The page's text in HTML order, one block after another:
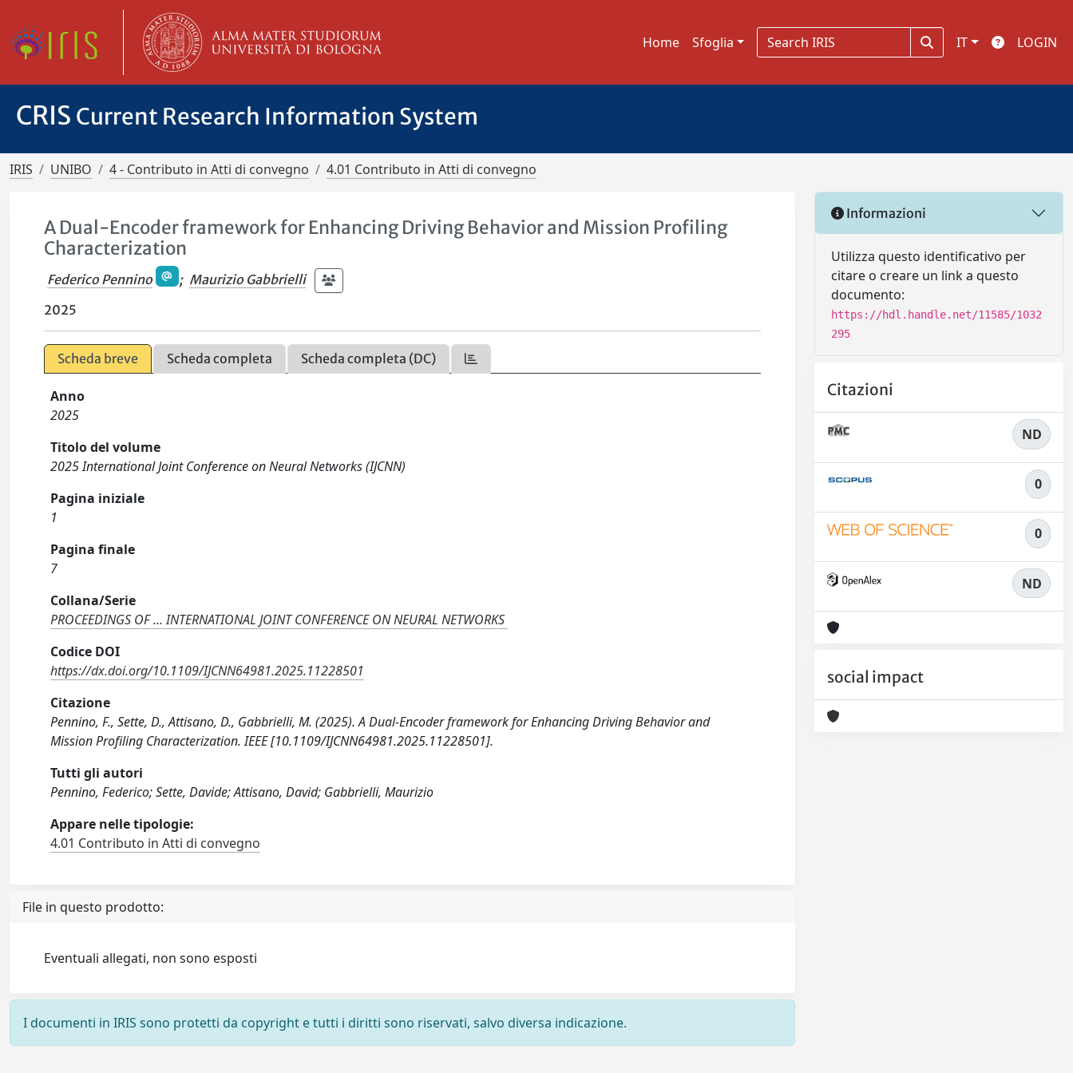
Home Sfoglia IT LOGIN
CRIS Current Research Information System
IRIS UNIBO 4 - Contributo in Atti di convegno 4.01 Contributo in Atti di convegno
A Dual-Encoder framework for Enhancing Driving Behavior and Mission Profiling
Characterization
Federico Pennino ; Maurizio Gabbrielli
2025
Scheda breve Scheda completa Scheda completa (DC)
Anno
2025
Titolo del volume
2025 International Joint Conference on Neural Networks (IJCNN)
Pagina iniziale
1
Pagina finale
7
Collana/Serie
PROCEEDINGS OF ... INTERNATIONAL JOINT CONFERENCE ON NEURAL NETWORKS
Codice DOI
https://dx.doi.org/10.1109/IJCNN64981.2025.11228501
Citazione
Pennino, F., Sette, D., Attisano, D., Gabbrielli, M. (2025). A Dual-Encoder framework for Enhancing Driving Behavior and
Mission Profiling Characterization. IEEE [10.1109/IJCNN64981.2025.11228501].
Tutti gli autori
Pennino, Federico; Sette, Davide; Attisano, David; Gabbrielli, Maurizio
Appare nelle tipologie:
4.01 Contributo in Atti di convegno
File in questo prodotto:
Eventuali allegati, non sono esposti
I documenti in IRIS sono protetti da copyright e tutti i diritti sono riservati, salvo diversa indicazione.
Informazioni
Utilizza questo identificativo per
citare o creare un link a questo
documento:
https://hdl.handle.net/11585/1032
295
Citazioni
ND
0
0
ND
social impact